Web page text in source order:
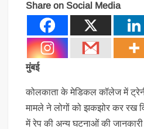
Share on Social Media
मुंबई
कोलकाता के मेडिकल कॉलेज में
मामले ने लोगों को झकझोर कर रख
में रेप की अन्य घटनाओं की